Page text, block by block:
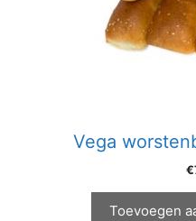
Vega
€
Toevoegen